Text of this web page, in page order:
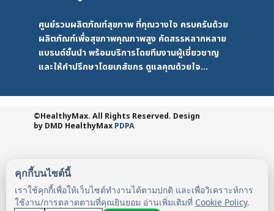
คุกกี้บนไซต์นี้
เราใช้คุกกี้เพื่อให้เว็บไซต์ทำงานได้ตามปกติ และเพื่อวิเคราะห์การ
ใช้งาน/การตลาดตามที่คุณยินยอม อ่านเพิ่มเติมที่ Cookie Policy.
ศูนย์รวมผลิตภัณฑ์สุขภาพ ที่คุณวางใจ ครบครันด้วย
ผลิตภัณฑ์เพื่อสุขภาพคุณภาพสูง คัดสรรหลากหลาย
แบรนด์ชั้นนำ พร้อมบริการโดยทีมงานผู้เชี่ยวชาญ
และให้คำปรึกษาโดยเภสัชกร ดูแลคุณด้วยใจ...
©HealthyMax. All Rights Reserved. Design
by DMD HealthyMax PDPA